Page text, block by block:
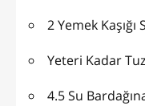
2 Yemek Kaşığı
Yeteri Kadar Tuz
4.5 Su